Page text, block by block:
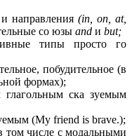
направления (in, on, at,
со юзы and и but;
типы просто го
побудительное (в
формах);
ска зуемым
(My friend is brave.);
числе с модальными